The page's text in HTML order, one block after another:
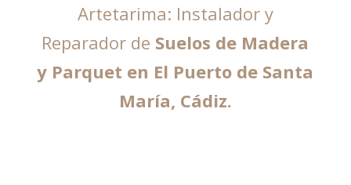
Artetarima: Instalador y
Reparador de Suelos de Madera
y Parquet en El Puerto de Santa
María, Cádiz.